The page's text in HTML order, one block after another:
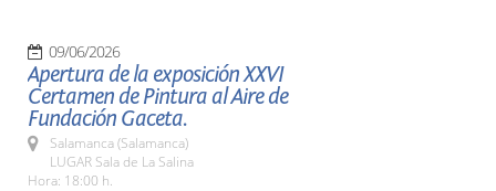
09/06/2026
Apertura de la exposición XXVI
Certamen de Pintura al Aire de
Fundación Gaceta.
Salamanca (Salamanca)
LUGAR Sala de La Salina
Hora: 18:00 h.